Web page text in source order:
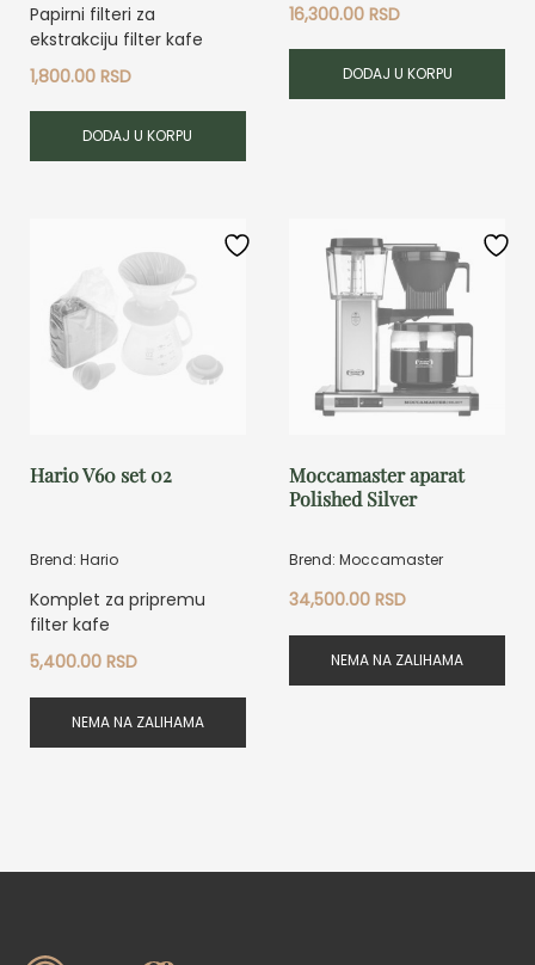
Papirni filteri za
ekstrakciju filter kafe
1,800.00 RSD
DODAJ U KORPU
16,300.00RSD
DODAJ U KORPU
Hario V60 set 02
Brend: Hario
Komplet za pripremu
filter kafe
5,400.00 RSD
NEMA NA ZALIHAMA
Moccamaster aparat
Polished Silver
Brend: Moccamaster
34,500.00RSD
NEMA NA ZALIHAMA